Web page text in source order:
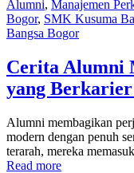
Alumni, Manajemen
Bogor, SMK Kusuma
Bangsa Bogor
Cerita Alumni
yang
Alumni membagikan
modern dengan penuh
terarah, mereka
Read more